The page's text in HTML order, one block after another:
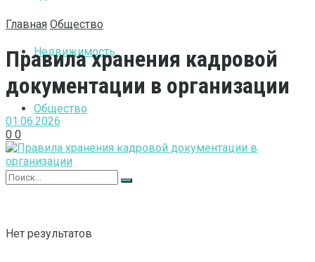
Недвижимость
Общество
Нет результатов
Главная Общество
Правила хранения кадровой
документации в организации
01.06.2026
0 0